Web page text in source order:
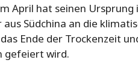
April hat seinen
Südchina an die
Ende der Trockenzeit
gefeiert wird.